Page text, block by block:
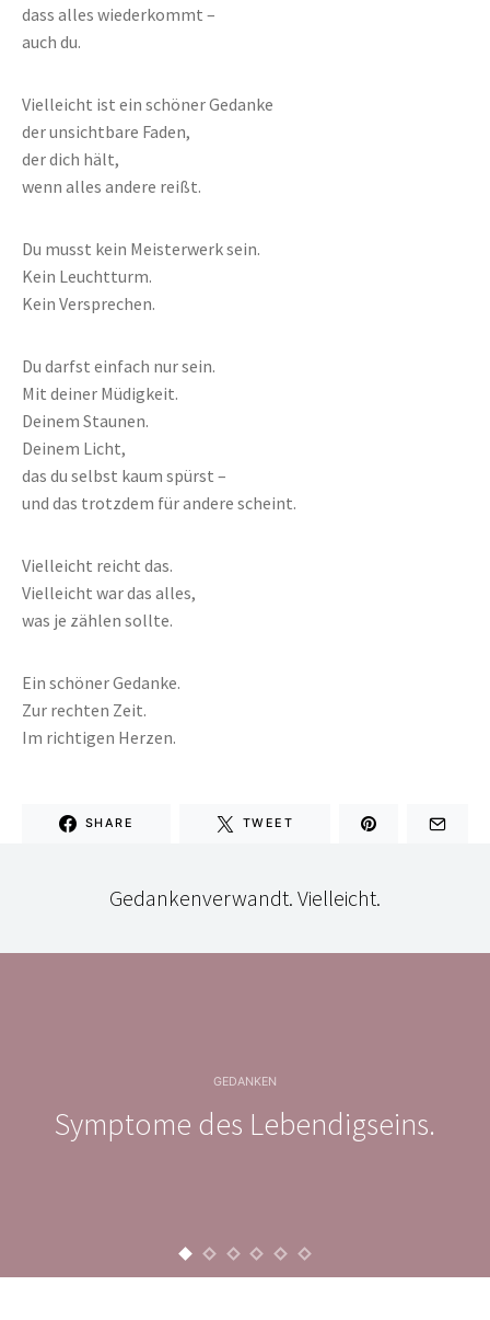
dass alles wiederkommt –
auch du.
Vielleicht ist ein schöner Gedanke
der unsichtbare Faden,
der dich hält,
wenn alles andere reißt.
Du musst kein Meisterwerk sein.
Kein Leuchtturm.
Kein Versprechen.
Du darfst einfach nur sein.
Mit deiner Müdigkeit.
Deinem Staunen.
Deinem Licht,
das du selbst kaum spürst –
und das trotzdem für andere scheint.
Vielleicht reicht das.
Vielleicht war das alles,
was je zählen sollte.
Ein schöner Gedanke.
Zur rechten Zeit.
Im richtigen Herzen.
SHARE TWEET
Gedankenverwandt. Vielleicht.
GEDANKEN
Symptome des Lebendigseins.